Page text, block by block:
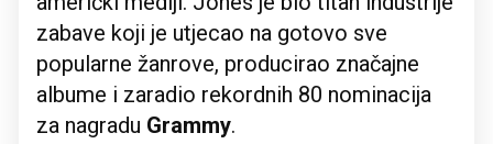
zabave koji je utjecao na gotovo sve
popularne žanrove, producirao značajne
albume i zaradio rekordnih 80 nominacija
za nagradu Grammy.